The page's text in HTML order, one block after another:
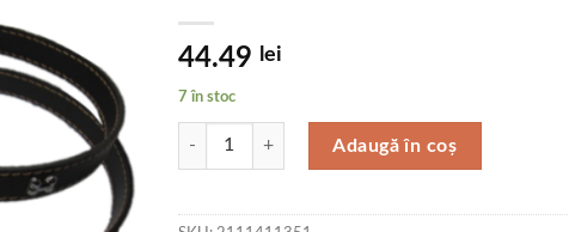
44.49 lei
7 în stoc
Cantitate Streetside Lesa Oase 1.5X110 cm Negru Nr 3
Adaugă în coș